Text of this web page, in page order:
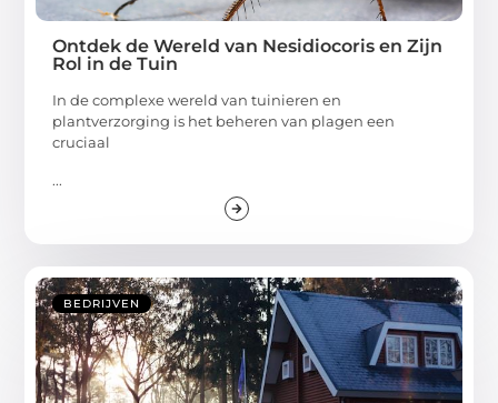
Ontdek de Wereld van Nesidiocoris en Zijn
Rol in de Tuin
In de complexe wereld van tuinieren en
plantverzorging is het beheren van plagen een
cruciaal
...
BEDRIJVEN